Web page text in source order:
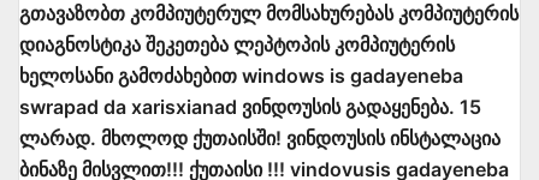
გთავაზობთ კომპიუტერულ მომსახურებას კომპიუტერის
დიაგნოსტიკა შეკეთება ლეპტოპის კომპიუტერის
ხელოსანი გამოძახებით windows is gadayeneba
swrapad da xarisxianad ვინდოუსის გადაყენება. 15
ლარად. მხოლოდ ქუთაისში! ვინდოუსის ინსტალაცია
ბინაზე მისვლით!!! ქუთაისი !!! vindovusis gadayeneba